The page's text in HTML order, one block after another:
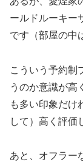
ールドルーキー
です（部屋の中
こういう予約制
うのか意識が高
も多い印象だけ
して）高く評価
あと、オフラー